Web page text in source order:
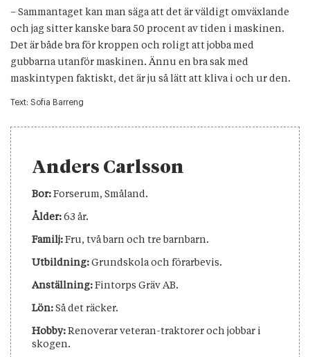
– Sammantaget kan man säga att det är väldigt omväxlande
och jag sitter kanske bara 50 procent av tiden i maskinen.
Det är både bra för kroppen och roligt att jobba med
gubbarna utanför maskinen. Ännu en bra sak med
maskintypen faktiskt, det är ju så lätt att kliva i och ur den.
Text: Sofia Barreng
Anders Carlsson
Bor: Forserum, Småland.
Ålder: 63 år.
Familj: Fru, två barn och tre barnbarn.
Utbildning: Grundskola och förarbevis.
Anställning: Fintorps Gräv AB.
Lön: Så det räcker.
Hobby: Renoverar veteran-traktorer och jobbar i
skogen.